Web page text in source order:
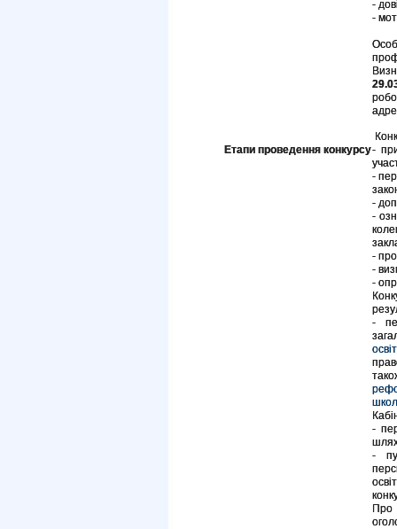
-
-
Етапи проведення конкурсу-
-
-
-
-
-
-
-
-
-
Про